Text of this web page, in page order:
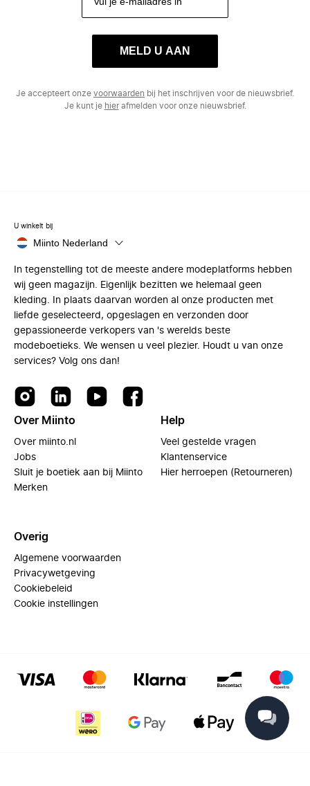
MELD U AAN
Je accepteert onze voorwaarden bij het inschrijven voor de nieuwsbrief.
Je kunt je hierafmelden voor onze nieuwsbrief.
U winkelt bij
Miinto Nederland
In tegenstelling tot de meeste andere modeplatforms hebben
wij geen magazijn. Eigenlijk bezitten we helemaal geen
kleding. In plaats daarvan worden al onze producten met
liefde geselecteerd, opgeslagen en verzonden door
gepassioneerde verkopers van 's werelds beste
modeboetieks. We wensen u veel plezier. Houdt u van onze
services? Volg ons dan!
Over Miinto
Over miinto.nl
Jobs
Sluit je boetiek aan bij Miinto
Merken
Help
Veel gestelde vragen
Klantenservice
Hier herroepen (Retourneren)
Overig
Algemene voorwaarden
Privacywetgeving
Cookiebeleid
Cookie instellingen